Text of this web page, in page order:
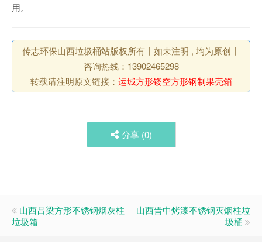
用。
传志环保山西垃圾桶站版权所有丨如未注明 , 均为原创丨
咨询热线：13902465298
转载请注明原文链接： 运城方形镂空方形钢制果壳箱
分享 (0)
山西吕梁方形不锈钢烟灰柱
垃圾箱
山西晋中烤漆不锈钢灭烟柱垃
圾桶